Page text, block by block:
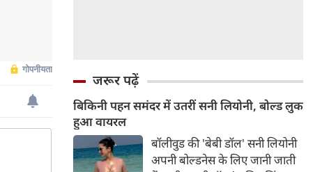
जरूर पढ़ें
बिकिनी पहन समंदर में उतरीं सनी लियोनी, बोल्ड लुक
हुआ वायरल